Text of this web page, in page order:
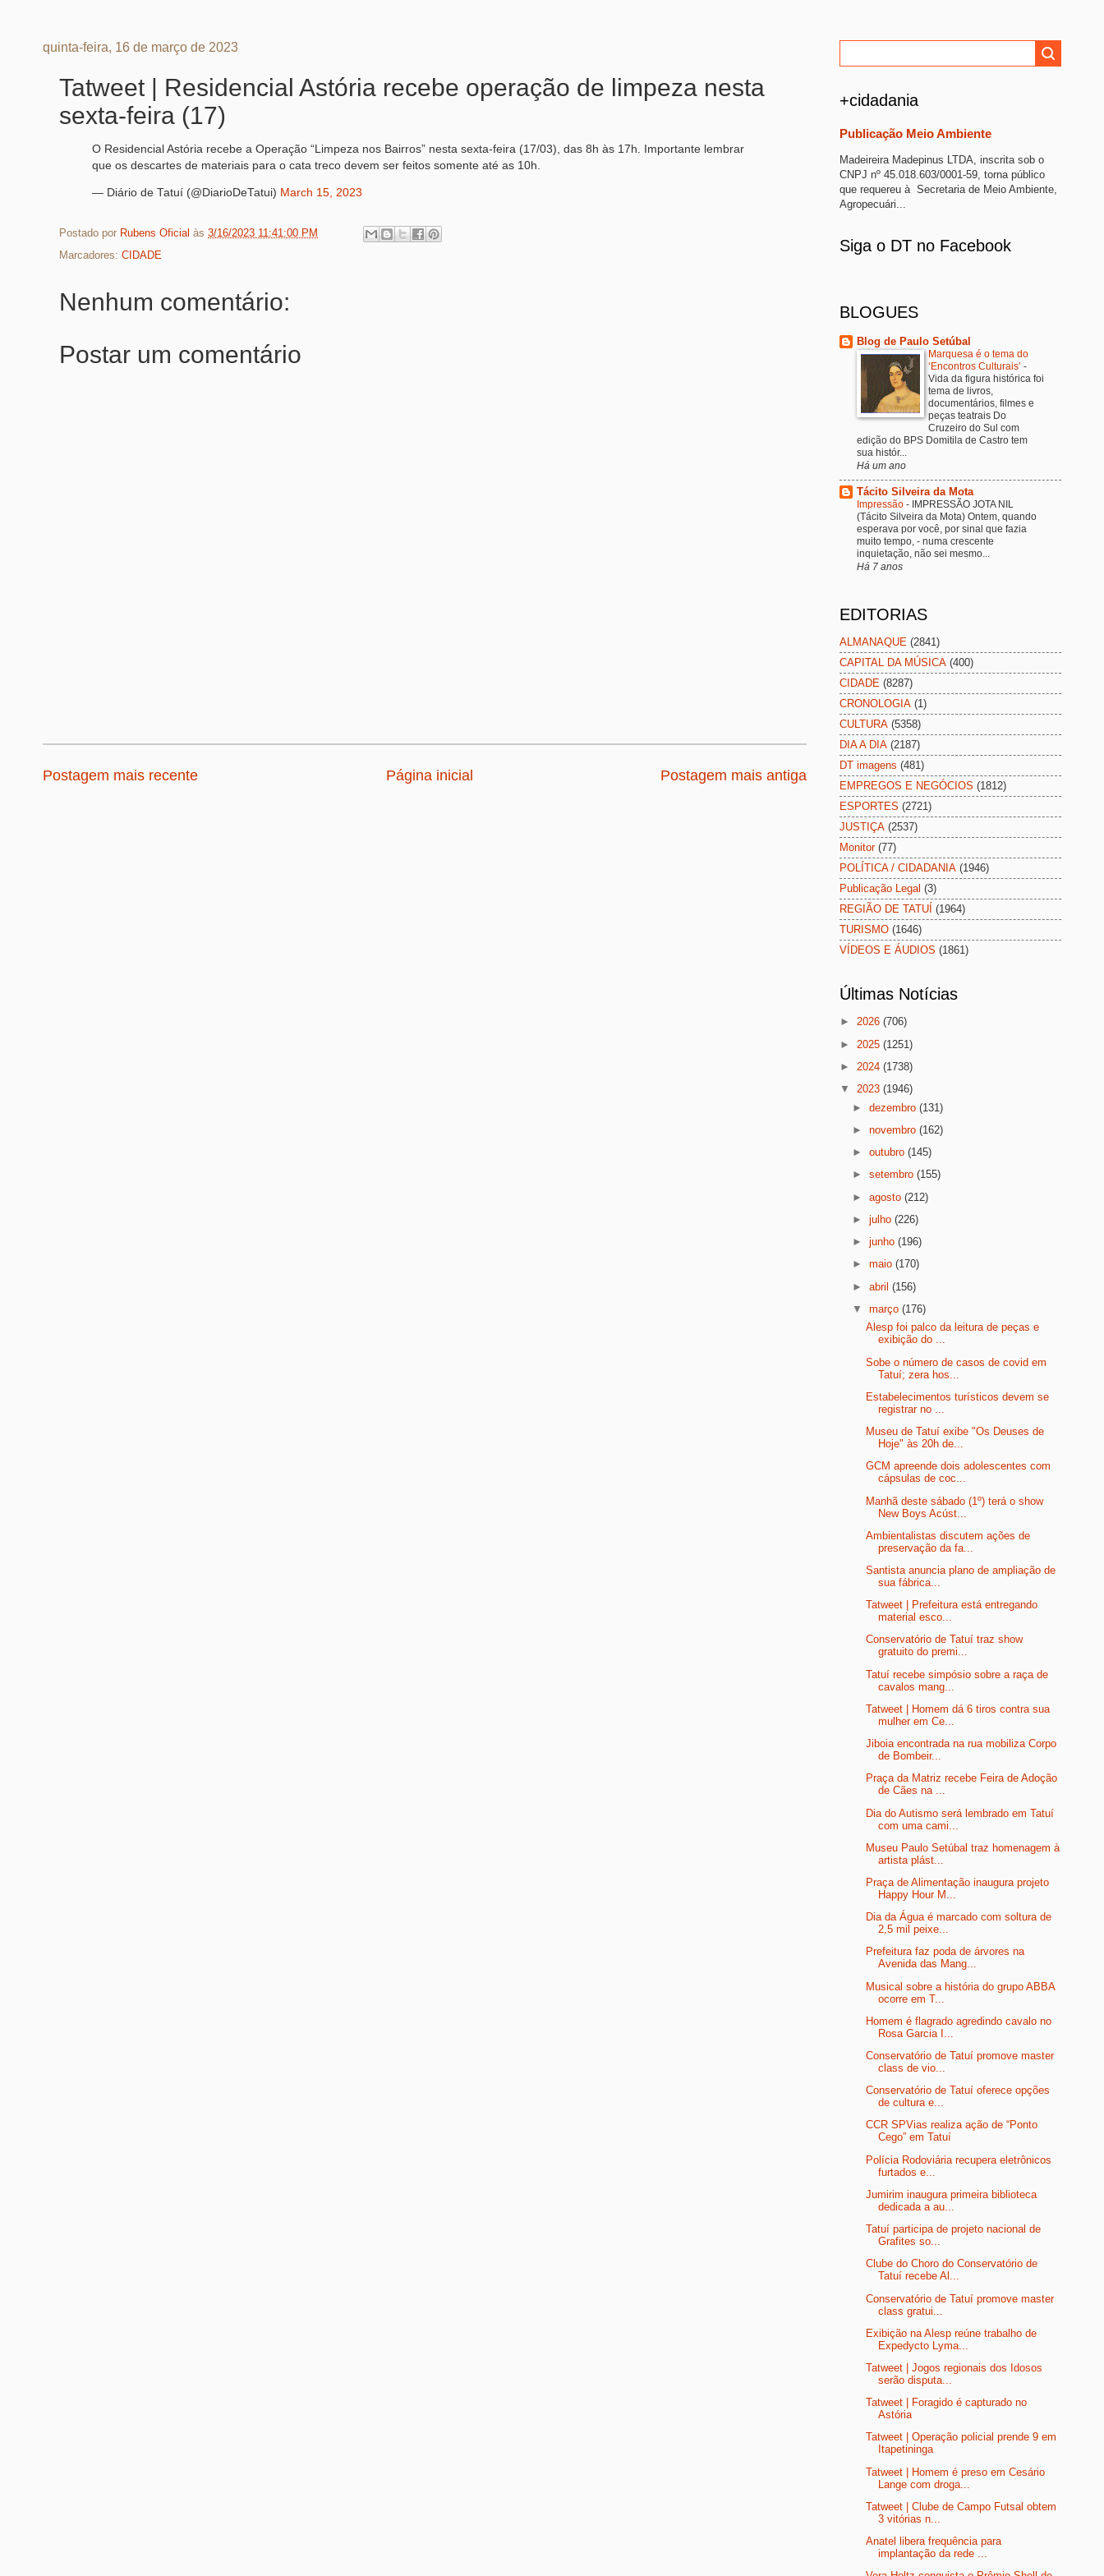
quinta-feira, 16 de março de 2023
Tatweet | Residencial Astória recebe operação de limpeza nesta
sexta-feira (17)
O Residencial Astória recebe a Operação “Limpeza nos Bairros” nesta sexta-feira (17/03), das 8h às 17h. Importante lembrar
que os descartes de materiais para o cata treco devem ser feitos somente até as 10h.
— Diário de Tatuí (@DiarioDeTatui) March 15, 2023
Postado por Rubens Oficial às 3/16/2023 11:41:00 PM
Marcadores: CIDADE
Nenhum comentário:
Postar um comentário
Postagem mais recente Postagem mais antiga
Página inicial
+cidadania
Publicação Meio Ambiente
Madeireira Madepinus LTDA, inscrita sob o
CNPJ nº 45.018.603/0001-59, torna público
que requereu à Secretaria de Meio Ambiente,
Agropecuári...
Siga o DT no Facebook
BLOGUES
Blog de Paulo Setúbal
Marquesa é o tema do
‘Encontros Culturais’ -
Vida da figura histórica foi
tema de livros,
documentários, filmes e
peças teatrais Do
Cruzeiro do Sul com
edição do BPS Domitila de Castro tem
sua histór...
Há um ano
Tácito Silveira da Mota
Impressão - IMPRESSÃO JOTA NIL
(Tácito Silveira da Mota) Ontem, quando
esperava por você, por sinal que fazia
muito tempo, - numa crescente
inquietação, não sei mesmo...
Há 7 anos
EDITORIAS
ALMANAQUE (2841)
CAPITAL DA MÚSICA (400)
CIDADE (8287)
CRONOLOGIA (1)
CULTURA (5358)
DIA A DIA (2187)
DT imagens (481)
EMPREGOS E NEGÓCIOS (1812)
ESPORTES (2721)
JUSTIÇA (2537)
Monitor (77)
POLÍTICA / CIDADANIA (1946)
Publicação Legal (3)
REGIÃO DE TATUÍ (1964)
TURISMO (1646)
VÍDEOS E ÁUDIOS (1861)
Últimas Notícias
► 2026 (706)
► 2025 (1251)
► 2024 (1738)
▼ 2023 (1946)
►dezembro(131)
►novembro(162)
►outubro(145)
►setembro(155)
►agosto(212)
►julho(226)
►junho(196)
►maio(170)
►abril(156)
▼março(176)
Alesp foi palco da leitura de peças e
exibição do ...
Sobe o número de casos de covid em
Tatuí; zera hos...
Estabelecimentos turísticos devem se
registrar no ...
Museu de Tatuí exibe "Os Deuses de
Hoje" às 20h de...
GCM apreende dois adolescentes com
cápsulas de coc...
Manhã deste sábado (1º) terá o show
New Boys Acúst...
Ambientalistas discutem ações de
preservação da fa...
Santista anuncia plano de ampliação de
sua fábrica...
Tatweet | Prefeitura está entregando
material esco...
Conservatório de Tatuí traz show
gratuito do premi...
Tatuí recebe simpósio sobre a raça de
cavalos mang...
Tatweet | Homem dá 6 tiros contra sua
mulher em Ce...
Jiboia encontrada na rua mobiliza Corpo
de Bombeir...
Praça da Matriz recebe Feira de Adoção
de Cães na ...
Dia do Autismo será lembrado em Tatuí
com uma cami...
Museu Paulo Setúbal traz homenagem à
artista plást...
Praça de Alimentação inaugura projeto
Happy Hour M...
Dia da Água é marcado com soltura de
2,5 mil peixe...
Prefeitura faz poda de árvores na
Avenida das Mang...
Musical sobre a história do grupo ABBA
ocorre em T...
Homem é flagrado agredindo cavalo no
Rosa Garcia I...
Conservatório de Tatuí promove master
class de vio...
Conservatório de Tatuí oferece opções
de cultura e...
CCR SPVias realiza ação de “Ponto
Cego” em Tatuí
Polícia Rodoviária recupera eletrônicos
furtados e...
Jumirim inaugura primeira biblioteca
dedicada a au...
Tatuí participa de projeto nacional de
Grafites so...
Clube do Choro do Conservatório de
Tatuí recebe Al...
Conservatório de Tatuí promove master
class gratui...
Exibição na Alesp reúne trabalho de
Expedycto Lyma...
Tatweet | Jogos regionais dos Idosos
serão disputa...
Tatweet | Foragido é capturado no
Astória
Tatweet | Operação policial prende 9 em
Itapetininga
Tatweet | Homem é preso em Cesário
Lange com droga...
Tatweet | Clube de Campo Futsal obtem
3 vitórias n...
Anatel libera frequência para
implantação da rede ...